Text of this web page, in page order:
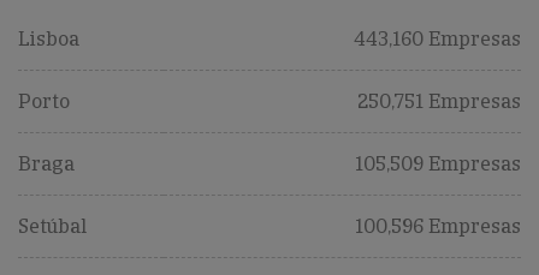
Lisboa 443,160 Empresas
Porto 250,751 Empresas
Braga 105,509 Empresas
Setúbal 100,596 Empresas